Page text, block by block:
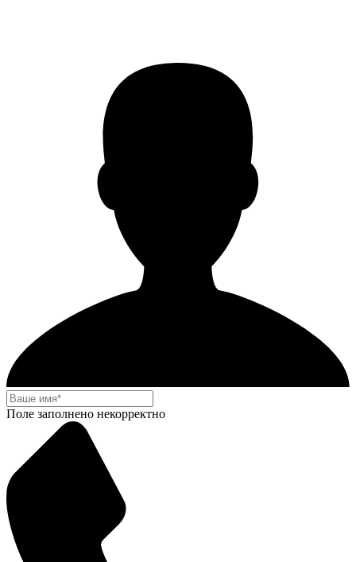
Поле заполнено некорректно